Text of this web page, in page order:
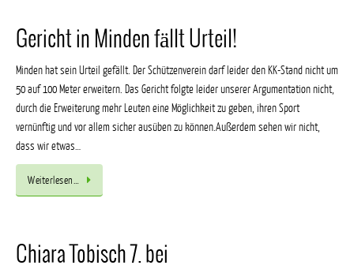
Gericht in Minden fällt Urteil!
Minden hat sein Urteil gefällt. Der Schützenverein darf leider den KK-Stand nicht um
50 auf 100 Meter erweitern. Das Gericht folgte leider unserer Argumentation nicht,
durch die Erweiterung mehr Leuten eine Möglichkeit zu geben, ihren Sport
vernünftig und vor allem sicher ausüben zu können.Außerdem sehen wir nicht,
dass wir etwas…
Weiterlesen…
Chiara Tobisch 7. bei